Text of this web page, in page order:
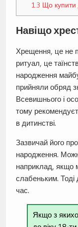
1.3 Що
Навіщо
Хрещення, це не
ритуал, це
народження
прийняли обряд
Всевишнього і
тому
в дитинстві.
Зазвичай його
народження.
наприклад, якщо
слабеньким. Тоді
час.
Якщо з